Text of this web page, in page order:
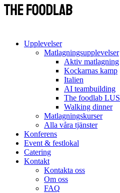
Upplevelser
Matlagningsupplevelser
Aktiv matlagning
Kockarnas kamp
Italien
AI teambuilding
The foodlab LUS
Walking dinner
Matlagningskurser
Alla våra tjänster
Konferens
Event & festlokal
Catering
Kontakt
Kontakta oss
Om oss
FAQ